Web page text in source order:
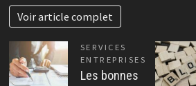
Voir article complet
SERVICES
ENTREPRISES
Les bonnes